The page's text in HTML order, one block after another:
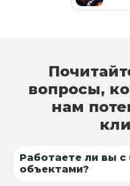
вопросы,
нам
Работаете ли вы
объектами?